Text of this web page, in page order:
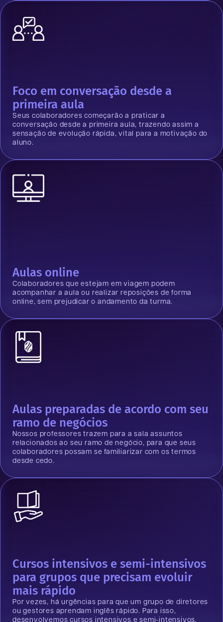
Foco em conversação desde a
primeira aula
Seus colaboradores começarão a praticar a
conversação desde a primeira aula, trazendo assim a
sensação de evolução rápida, vital para a motivação do
aluno.
Aulas online
Colaboradores que estejam em viagem podem
acompanhar a aula ou realizar reposições de forma
online, sem prejudicar o andamento da turma.
Aulas preparadas de acordo com seu
ramo de negócios
Nossos professores trazem para a sala assuntos
relacionados ao seu ramo de negócio, para que seus
colaboradores possam se familiarizar com os termos
desde cedo.
Cursos intensivos e semi-intensivos
para grupos que precisam evoluir
mais rápido
Por vezes, há urgências para que um grupo de diretores
ou gestores aprendam inglês rápido. Para isso,
desenvolvemos cursos intensivos e semi-intensivos.